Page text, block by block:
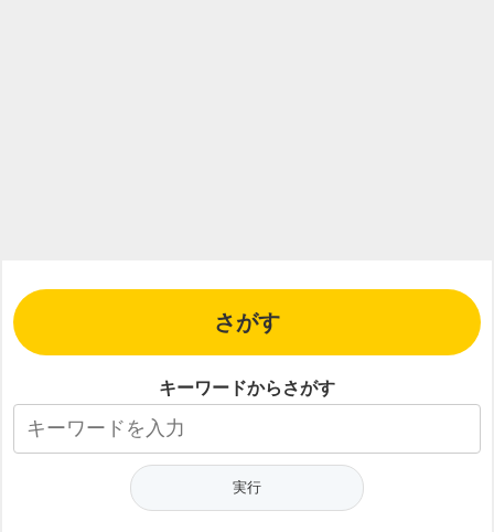
さがす
キーワードからさがす